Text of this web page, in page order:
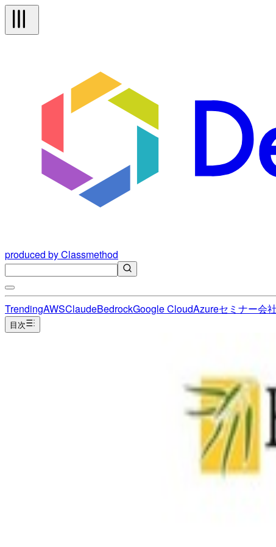
produced by Classmethod
TrendingAWSClaudeBedrockGoogle CloudAzureセミナー会
目次